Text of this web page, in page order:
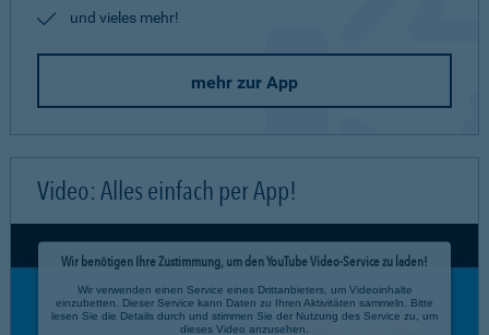
und vieles mehr!
mehr zur App
Video: Alles einfach per App!
Wir benötigen Ihre Zustimmung, um den YouTube Video-Service zu laden!
Wir verwenden einen Service eines Drittanbieters, um Videoinhalte
einzubetten. Dieser Service kann Daten zu Ihren Aktivitäten sammeln. Bitte
lesen Sie die Details durch und stimmen Sie der Nutzung des Service zu, um
dieses Video anzusehen.